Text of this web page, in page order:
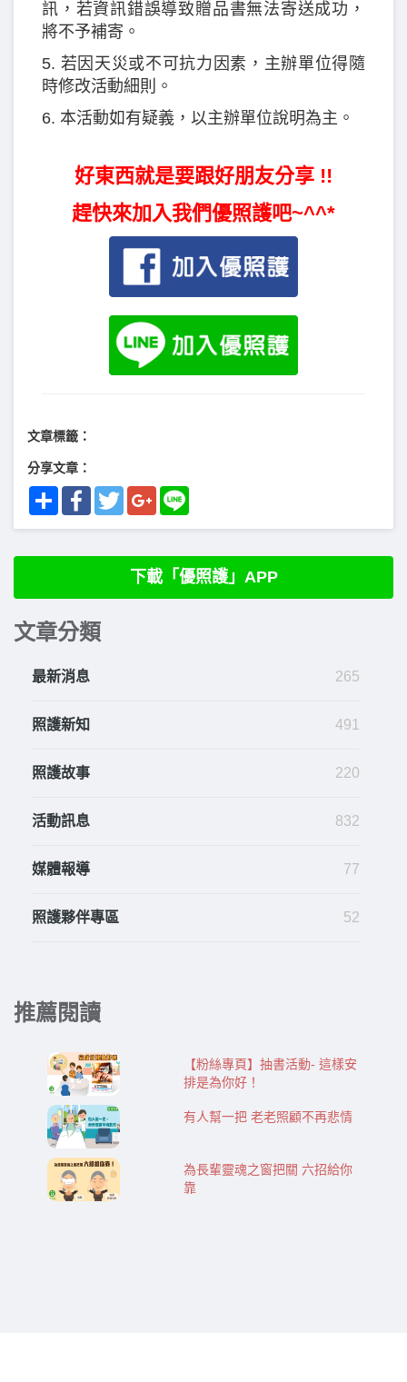
訊，若資訊錯誤導致贈品書無法寄送成功，
將不予補寄。
5. 若因天災或不可抗力因素，主辦單位得隨
時修改活動細則。
6. 本活動如有疑義，以主辦單位說明為主。
好東西就是要跟好朋友分享 !!
趕快來加入我們優照護吧~^^*
文章標籤：
分享文章：
Share FacebookTwitterGoogle+
下載「優照護」APP
文章分類
最新消息 265
照護新知 491
照護故事 220
活動訊息 832
媒體報導 77
照護夥伴專區 52
推薦閱讀
【粉絲專頁】抽書活動- ​這樣安
排是為你好！
有人幫一把 老老照顧不再悲情
為長輩靈魂之窗把關 六招給你
靠